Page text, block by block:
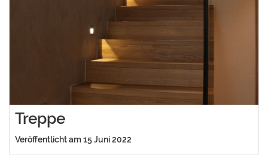
Treppe
Veröffentlicht am 15 Juni 2022